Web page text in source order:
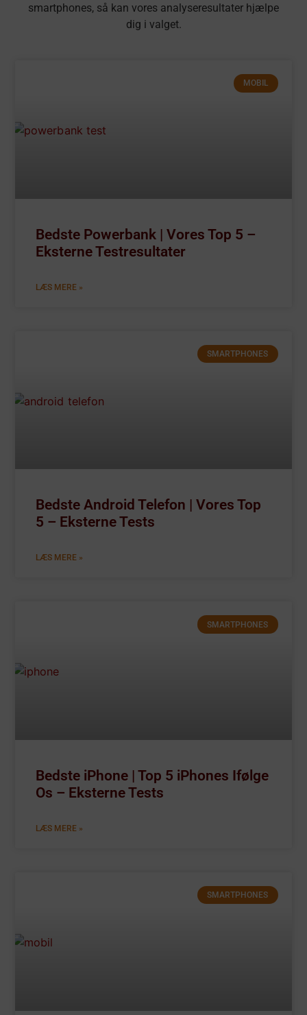
smartphones, så kan vores analyseresultater hjælpe
dig i valget.
MOBIL
Bedste Powerbank | Vores Top 5 –
Eksterne Testresultater
LÆS MERE »
SMARTPHONES
Bedste Android Telefon | Vores Top
5 – Eksterne Tests
LÆS MERE »
SMARTPHONES
Bedste iPhone | Top 5 iPhones Ifølge
Os – Eksterne Tests
LÆS MERE »
SMARTPHONES